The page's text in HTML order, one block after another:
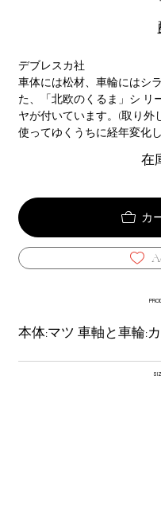
デブレスカ社
車体には松材、車輪にはシ
た、「北欧のくるま」シ リ
ヤが付いています。(取り外
使ってゆくうちに経年変化
在
カ
本体:マツ 車軸と車輪: